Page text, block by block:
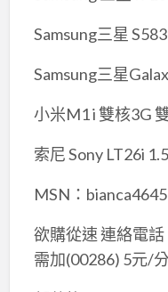
Samsung三星
Samsung三星
小米M1 i 雙核3G
索尼 Sony LT26i
MSN：
欲購從速 連絡電
需加(00286) 5元/分